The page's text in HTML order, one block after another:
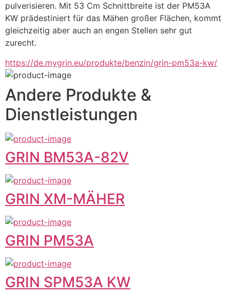
pulverisieren. Mit 53 Cm Schnittbreite ist der PM53A
KW prädestiniert für das Mähen großer Flächen, kommt
gleichzeitig aber auch an engen Stellen sehr gut
zurecht.
https://de.mygrin.eu/produkte/benzin/grin-pm53a-kw/
Andere Produkte &
Dienstleistungen
GRIN BM53A-82V
GRIN XM-MÄHER
GRIN PM53A
GRIN SPM53A KW